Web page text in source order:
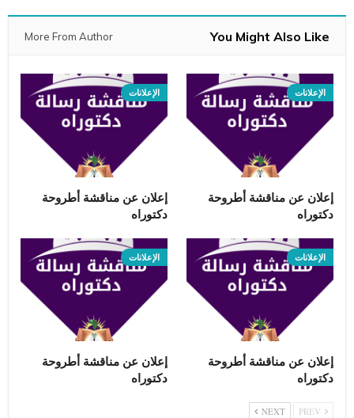
You Might Also Like
More From Author
الإعلانات
إعلان عن مناقشة أطروحة
دكتوراه
الإعلانات
إعلان عن مناقشة أطروحة
دكتوراه
الإعلانات
إعلان عن مناقشة أطروحة
دكتوراه
الإعلانات
إعلان عن مناقشة أطروحة
دكتوراه
NEXT